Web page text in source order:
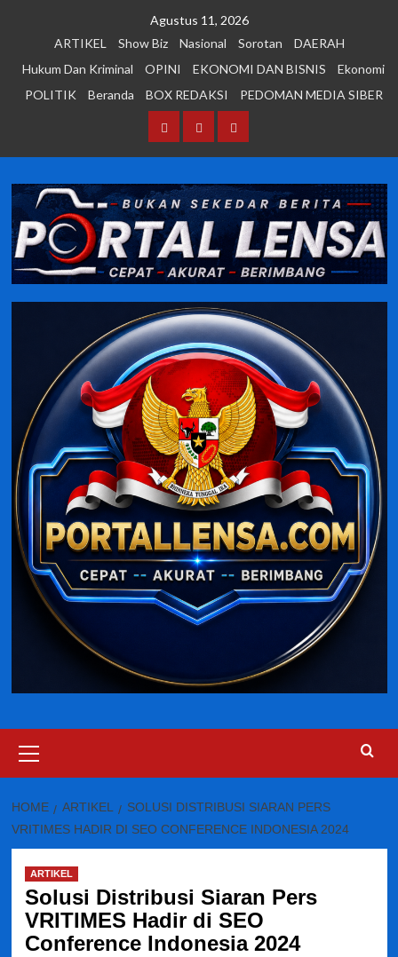
Agustus 11, 2026
ARTIKEL
Show Biz Nasional Sorotan
DAERAH
Hukum Dan Kriminal
OPINI EKONOMI DAN BISNIS
Ekonomi
POLITIK
Beranda BOX REDAKSI PEDOMAN MEDIA SIBER
BerandaBOX PEDOMAN
SIBER
Menu
HOME ARTIKEL
SOLUSI DISTRIBUSI SIARAN PERS
VRITIMES HADIR DI SEO CONFERENCE INDONESIA 2024
ARTIKEL
Solusi Distribusi Siaran Pers
VRITIMES Hadir di SEO
Conference Indonesia 2024